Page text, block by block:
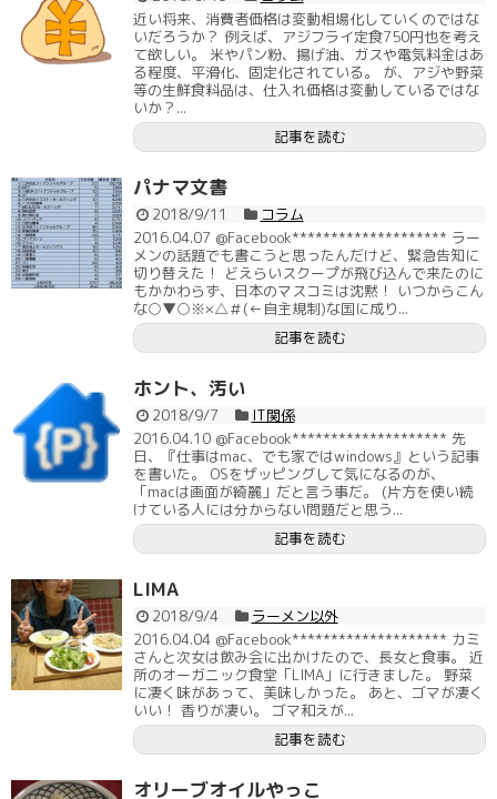
近い将来、消費者価格は変動相場化していくのではな
いだろうか？ 例えば、アジフライ定食750円也を考え
て欲しい。 米やパン粉、揚げ油、ガスや電気料金はあ
る程度、平滑化、固定化されている。 が、アジや野菜
等の生鮮食料品は、仕入れ価格は変動しているではな
いか？...
記事を読む
パナマ文書
2018/9/11
コラム
2016.04.07 @Facebook******************** ラー
メンの話題でも書こうと思ったんだけど、緊急告知に
切り替えた！ どえらいスクープが飛び込んで来たのに
もかかわらず、日本のマスコミは沈黙！ いつからこん
な○▼○※×△＃(←自主規制)な国に成り...
記事を読む
ホント、汚い
2018/9/7
IT関係
2016.04.10 @Facebook******************** 先
日、『仕事はmac、でも家ではwindows』という記事
を書いた。 OSをザッピングして気になるのが、
「macは画面が綺麗」だと言う事だ。 (片方を使い続
けている人には分からない問題だと思う...
記事を読む
LIMA
2018/9/4
ラーメン以外
2016.04.04 @Facebook******************** カミ
さんと次女は飲み会に出かけたので、長女と食事。 近
所のオーガニック食堂「LIMA」に行きました。 野菜
に凄く味があって、美味しかった。 あと、ゴマが凄く
いい！ 香りが凄い。 ゴマ和えが...
記事を読む
オリーブオイルやっこ